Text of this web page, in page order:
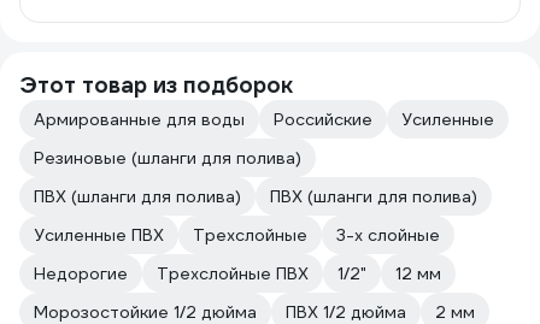
Этот товар из подборок
Армированные для воды Российские
Усиленные
Резиновые (шланги для полива)
ПВХ (шланги для полива)
ПВХ (шланги для полива)
Усиленные ПВХ
Трехслойные
3-х слойные
Недорогие
Трехслойные ПВХ 1/2"
12 мм
Морозостойкие 1/2 дюйма
ПВХ 1/2 дюйма
2 мм